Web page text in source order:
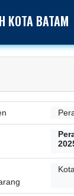
KOTA BATAM